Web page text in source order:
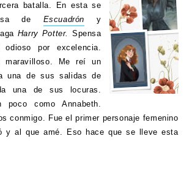
batalla. En esta se
de Escuadrón
y
Harry Potter. Spensa
por excelencia.
Me reí un
una de sus salidas de
una de sus locuras.
poco como Annabeth.
conmigo. Fue el primer personaje femenino
y al que amé. Eso hace que se lleve esta